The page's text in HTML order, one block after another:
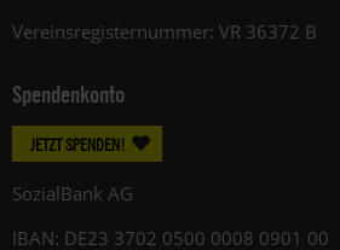
Vereinsregisternummer: VR 36372 B
Spendenkonto
JETZT SPENDEN!
SozialBank AG
IBAN: DE23 3702 0500 0008 0901 00